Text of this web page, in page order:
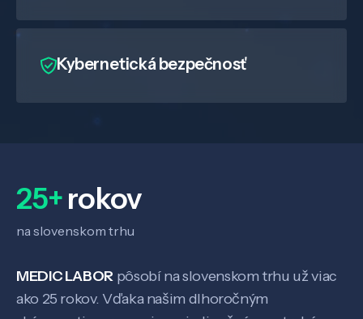
Veda a výskum
Kybernetická bezpečnosť
25+rokov
na slovenskom trhu
MEDIC LABOR pôsobí na slovenskom trhu už viac
ako 25 rokov. Vďaka našim dlhoročným